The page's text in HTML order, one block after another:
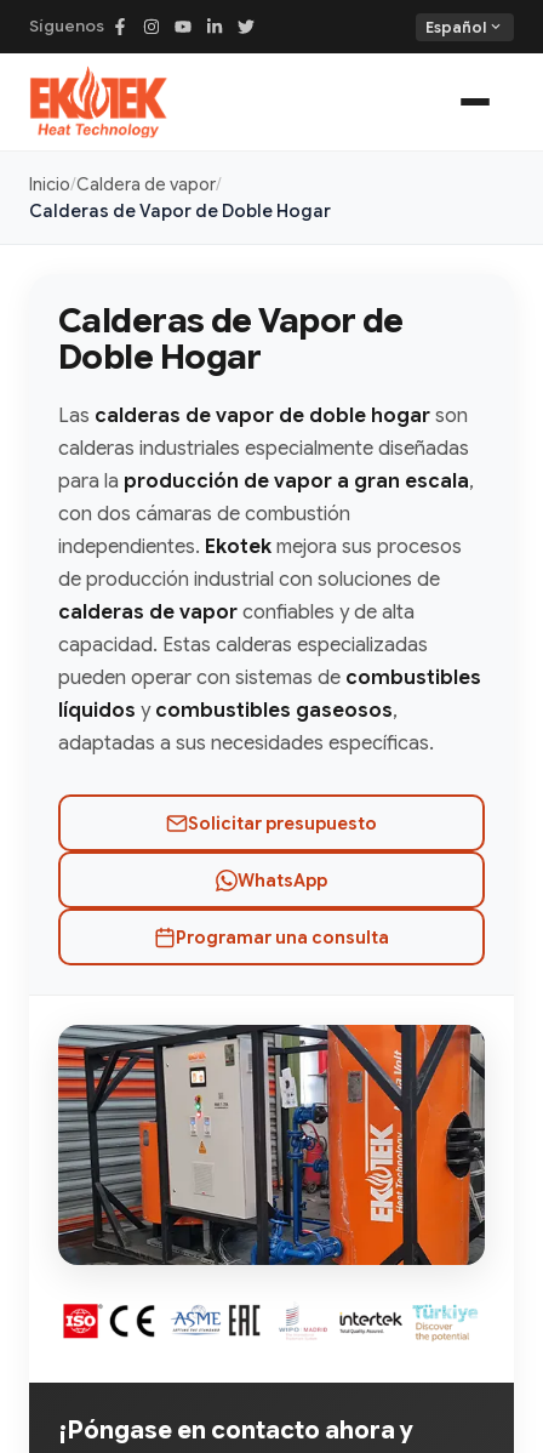
Síguenos Español expand_more
Inicio Caldera de vapor
Calderas de Vapor de Doble Hogar
Calderas de Vapor de
Doble Hogar
Las calderas de vapor de doble hogar son
calderas industriales especialmente diseñadas
para la producción de vapor a gran escala,
con dos cámaras de combustión
independientes. Ekotek mejora sus procesos
de producción industrial con soluciones de
calderas de vapor confiables y de alta
capacidad. Estas calderas especializadas
pueden operar con sistemas de combustibles
líquidos y combustibles gaseosos,
adaptadas a sus necesidades específicas.
Solicitar presupuesto
WhatsApp
Programar una consulta
¡Póngase en contacto ahora y